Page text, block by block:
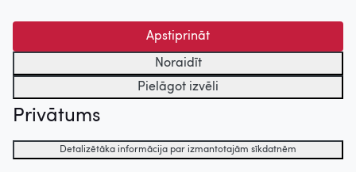
Apstiprināt
Noraidīt
Pielāgot izvēli
Privātums
Detalizētāka informācija par izmantotajām sīkdatnēm